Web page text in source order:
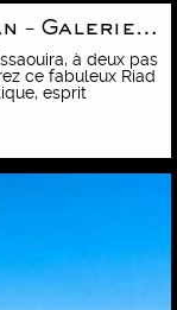
Riad d’Exception Vue Océan – Galerie, Restaurant & Maison d’Hôtes
à deux pas
ce fabuleux Riad
esprit